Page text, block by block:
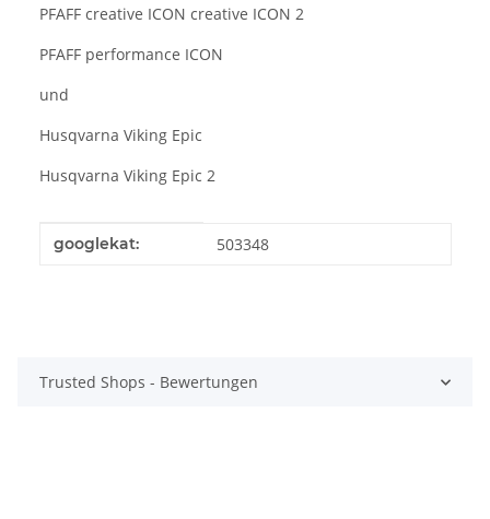
PFAFF creative ICON creative ICON 2
PFAFF performance ICON
und
Husqvarna Viking Epic
Husqvarna Viking Epic 2
Produkteigenschaft
Wert
googlekat: 503348
Trusted Shops - Bewertungen